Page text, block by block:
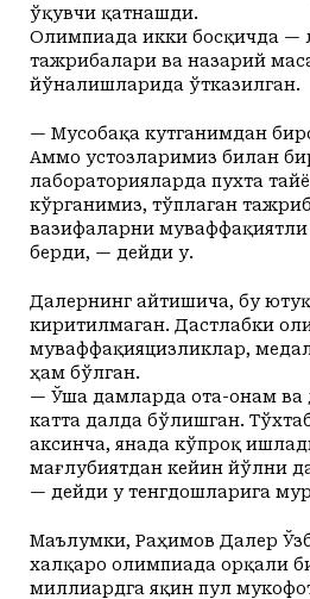
ўқувчи қатнашди.
Олимпиада икки босқичда —
тажрибалари ва назарий
йўналишларида ўтказилган.
— Мусобақа кутганимдан
Аммо устозларимиз билан
лабораторияларда пухта
кўрганимиз, тўплаган
вазифаларни
берди, — дейди у.
Далернинг айтишича, бу
киритилмаган. Дастлабки
муваффақияцизликлар,
ҳам бўлган.
— Ўша дамларда ота-онам ва
катта далда бўлишган.
аксинча, янада кўпроқ
мағлубиятдан кейин йўлни
— дейди у тенгдошларига
Маълумки, Раҳимов Далер
халқаро олимпиада орқали
миллиардга яқин пул